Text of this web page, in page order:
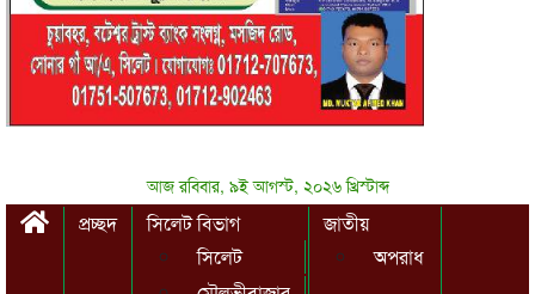
আজ রবিবার, ৯ই আগস্ট, ২০২৬ খ্রিস্টাব্দ
প্রচ্ছদ
সিলেট বিভাগ
সিলেট
জাতীয়
অপরাধ